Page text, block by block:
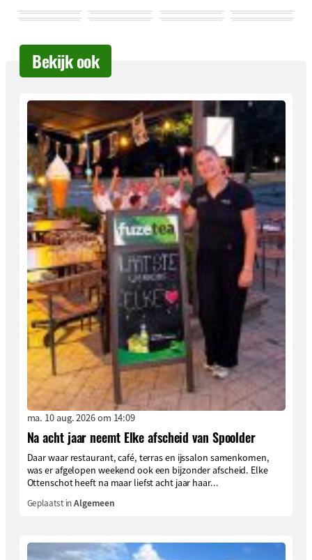
Bekijk ook
ma. 10 aug. 2026 om 14:09
Na acht jaar neemt Elke afscheid van Spoolder
Daar waar restaurant, café, terras en ijssalon samenkomen,
was er afgelopen weekend ook een bijzonder afscheid. Elke
Ottenschot heeft na maar liefst acht jaar haar...
Geplaatst inAlgemeen